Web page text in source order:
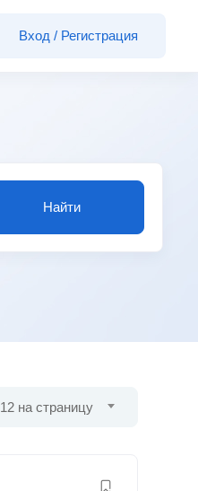
Вход / Регистрация
Найти
12 на страницу